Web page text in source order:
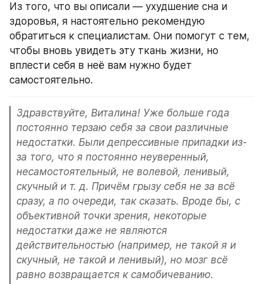
Из того, что вы описали — ухудшение сна и
здоровья, я настоятельно рекомендую
обратиться к специалистам. Они помогут с тем,
чтобы вновь увидеть эту ткань жизни, но
вплести себя в неё вам нужно будет
самостоятельно.
Здравствуйте, Виталина! Уже больше года
постоянно терзаю себя за свои различные
недостатки. Были депрессивные припадки из-
за того, что я постоянно неуверенный,
несамостоятельный, не волевой, ленивый,
скучный и т. д. Причём грызу себя не за всё
сразу, а по очереди, так сказать. Вроде бы, с
объективной точки зрения, некоторые
недостатки даже не являются
действительностью (например, не такой я и
скучный, не такой и ленивый), но мозг всё
равно возвращается к самобичеванию.